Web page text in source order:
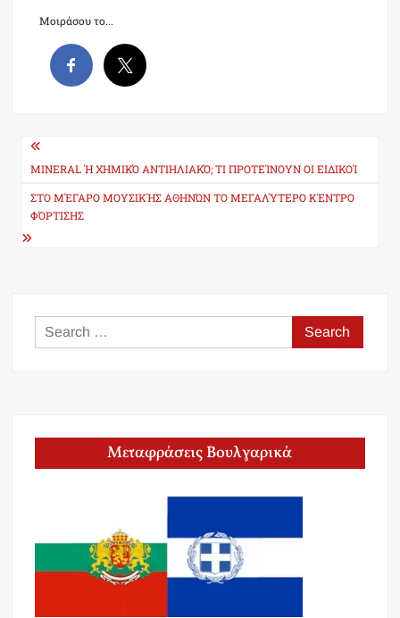
Μοιράσου το...
Post
navigation
MINERAL Ή ΧΗΜΙΚΌ ΑΝΤΙΗΛΙΑΚΌ; TΙ ΠΡΟΤΕΊΝΟΥΝ ΟΙ ΕΙΔΙΚΟΊ
ΣΤΟ ΜΈΓΑΡΟ ΜΟΥΣΙΚΉΣ ΑΘΗΝΏΝ ΤΟ ΜΕΓΑΛΎΤΕΡΟ ΚΈΝΤΡΟ
ΦΌΡΤΙΣΗΣ
Search
for:
Μεταφράσεις Βουλγαρικά